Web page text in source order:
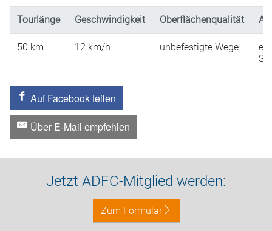
Tourlänge Geschwindigkeit Oberflächenqualität
50 km 12 km/h unbefestigte Wege
Auf Facebook teilen
Über E-Mail empfehlen
Jetzt ADFC-Mitglied werden:
Zum Formular